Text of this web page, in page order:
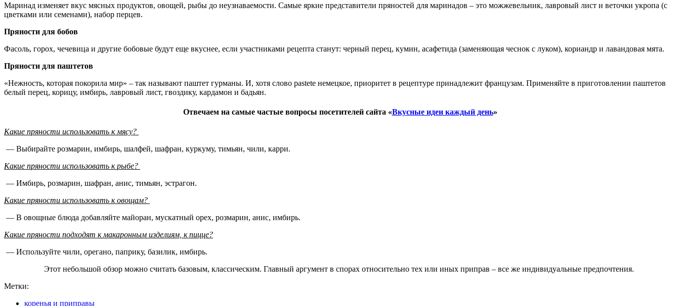
Маринад изменяет вкус мясных продуктов, овощей, рыбы до неузнаваемости. Самые яркие представители пряностей для маринадов – это можжевельник, лавровый лист и веточки укропа (с
цветками или семенами), набор перцев.
Пряности для бобов
Фасоль, горох, чечевица и другие бобовые будут еще вкуснее, если участниками рецепта станут: черный перец, кумин, асафетида (заменяющая чеснок с луком), кориандр и лавандовая мята.
Пряности для паштетов
«Нежность, которая покорила мир» – так называют паштет гурманы. И, хотя слово pastete немецкое, приоритет в рецептуре принадлежит французам. Применяйте в приготовлении паштетов
белый перец, корицу, имбирь, лавровый лист, гвоздику, кардамон и бадьян.
Отвечаем на самые частые вопросы посетителей сайта «Вкусные идеи каждый день»
Какие пряности использовать к мясу?
— Выбирайте розмарин, имбирь, шалфей, шафран, куркуму, тимьян, чили, карри.
Какие пряности использовать к рыбе?
— Имбирь, розмарин, шафран, анис, тимьян, эстрагон.
Какие пряности использовать к овощам?
— В овощные блюда добавляйте майоран, мускатный орех, розмарин, анис, имбирь.
Какие пряности подходят к макаронным изделиям, к пицце?
— Используйте чили, орегано, паприку, базилик, имбирь.
Этот небольшой обзор можно считать базовым, классическим. Главный аргумент в спорах относительно тех или иных приправ – все же индивидуальные предпочтения.
Метки:
коренья и приправы